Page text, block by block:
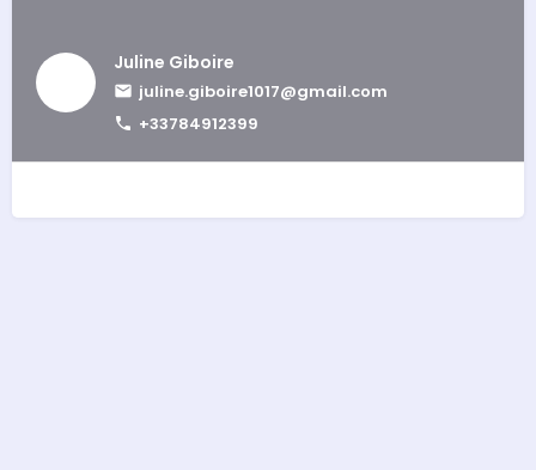
Juline Giboire
juline.giboire1017@gmail.com
+33784912399